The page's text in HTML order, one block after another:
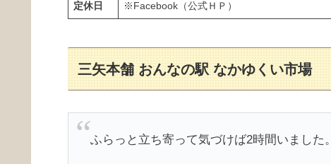
定休日
※Facebook（公式ＨＰ）
三矢本舗 おんなの駅 なかゆくい市場
ふらっと立ち寄って気づけば2時間いました。